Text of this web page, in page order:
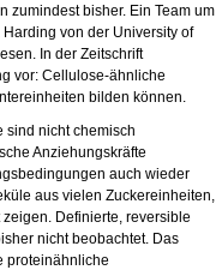
zumindest bisher. Ein Team um
von der University of
In der Zeitschrift
vor: Cellulose-ähnliche
bilden können.
sind nicht chemisch
Anziehungskräfte
auch wieder
aus vielen Zuckereinheiten,
Definierte, reversible
nicht beobachtet. Das
proteinähnliche